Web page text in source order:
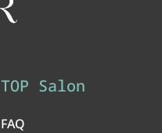
TOP Salon
FAQ